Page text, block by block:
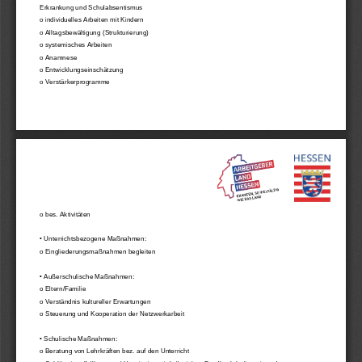
Erkrankung und Schulabsentismus
o individuelles Arbeiten mit Kindern
o Alltagsbewältigung (Strukturierung)
o systemisches Arbeiten
o Anamnese
o Entwicklungseinschätzung
o Verstärkerprogramme
o bes. Aktivitäten
• Unterrichtsbezogene Maßnahmen:
o Eingliederungsmaßnahmen begleiten
• Außerschulische Maßnahmen:
o Eltern/Familie
o Verständnis kultureller Erwartungen
o Steuerung und Kooperation der Netzwerkarbeit
• Schulische Maßnahmen:
o Beratung von Lehrkräften bez. auf den Unterricht